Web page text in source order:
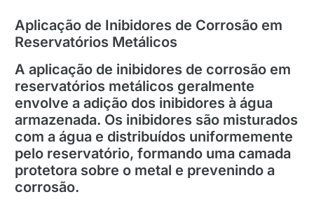
Aplicação de Inibidores de Corrosão em
Reservatórios Metálicos
A aplicação de inibidores de corrosão em
reservatórios metálicos geralmente
envolve a adição dos inibidores à água
armazenada. Os inibidores são misturados
com a água e distribuídos uniformemente
pelo reservatório, formando uma camada
protetora sobre o metal e prevenindo a
corrosão.